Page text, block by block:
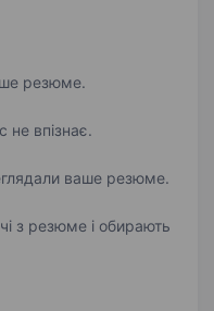
резюме.
не впізнає.
ваше резюме.
з резюме і обирають